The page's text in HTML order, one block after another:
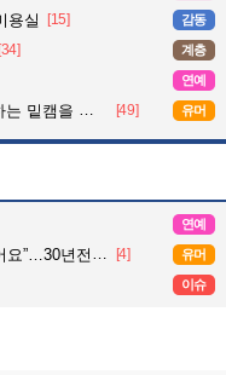
용실 [15] 감동
[34] 계층
연예
을 알아보자 [49] 유머
연예
전 실종자였다 [4] 유머
이슈